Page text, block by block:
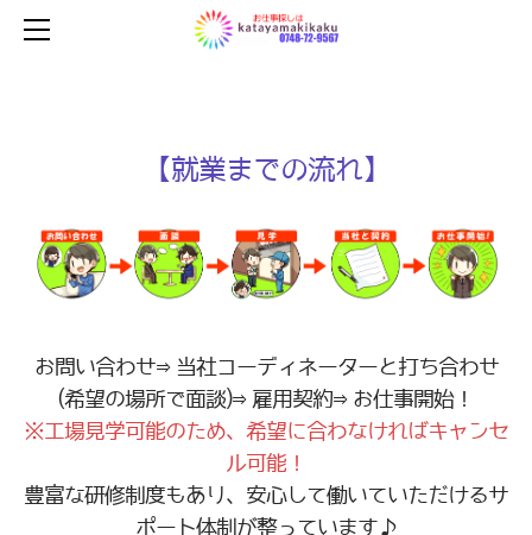
【就業までの流れ】
お問い合わせ⇒当社コーディネーターと打ち合わせ
(希望の場所で面談)⇒雇用契約⇒お仕事開始！
※工場見学可能のため、希望に合わなければキャンセ
ル可能！
豊富な研修制度もあり、安心して働いていただけるサ
ポート体制が整っています♪
【HOME】
【K-OFFICE代行】